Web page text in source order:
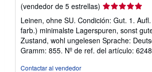
(vendedor de 5 estrellas) Calificación
del
vendedor:
5
de
5
Leinen, ohne SU. Condición: Gut. 1.
farb.) minimalste Lagerspuren, sonst
Zustand, wohl ungelesen Sprache:
Gramm: 855. Nº de ref. del artículo:
Contactar al vendedor